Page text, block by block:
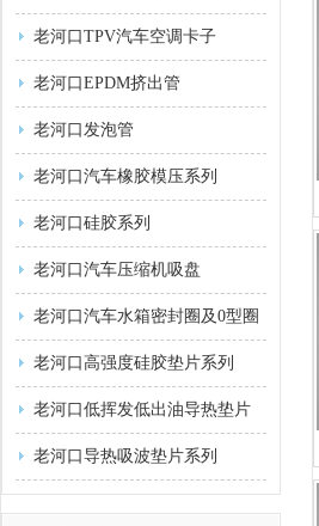
老河口TPV汽车空调卡子
老河口EPDM挤出管
老河口发泡管
老河口汽车橡胶模压系列
老河口硅胶系列
老河口汽车压缩机吸盘
老河口汽车水箱密封圈及0型圈
老河口高强度硅胶垫片系列
老河口低挥发低出油导热垫片
系列老河口导热吸波垫片系列